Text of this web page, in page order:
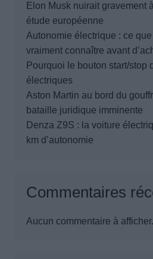
Elon Musk nuirait gravement
étude européenne
Autonomie électrique : ce
vraiment connaître avant
Pourquoi le bouton start/stop
électriques
Aston Martin au bord du
bataille juridique imminente
Denza Z9S : la voiture
km d’autonomie
Commentaires
Aucun commentaire à afficher.